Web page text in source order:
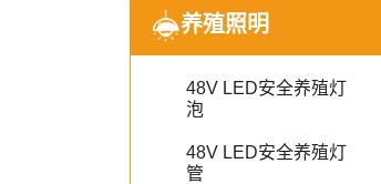
养殖照明
48V LED安全养殖灯
泡
48V LED安全养殖灯
管